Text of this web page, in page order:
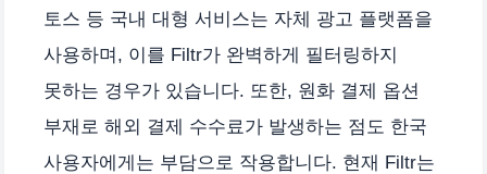
토스 등 국내 대형 서비스는 자체 광고 플랫폼을
사용하며, 이를 Filtr가 완벽하게 필터링하지
못하는 경우가 있습니다. 또한, 원화 결제 옵션
부재로 해외 결제 수수료가 발생하는 점도 한국
사용자에게는 부담으로 작용합니다. 현재 Filtr는